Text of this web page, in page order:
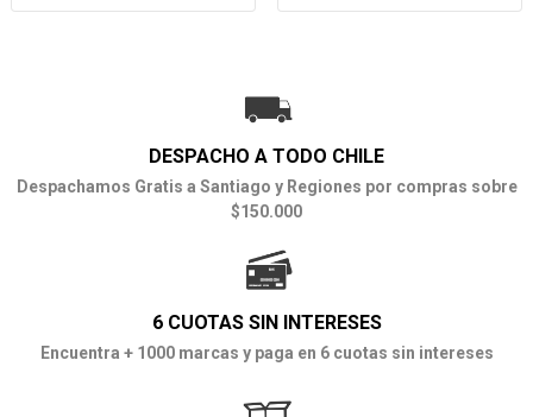
DESPACHO A TODO CHILE
Despachamos Gratis a Santiago y Regiones por compras sobre
$150.000
6 CUOTAS SIN INTERESES
Encuentra + 1000 marcas y paga en 6 cuotas sin intereses